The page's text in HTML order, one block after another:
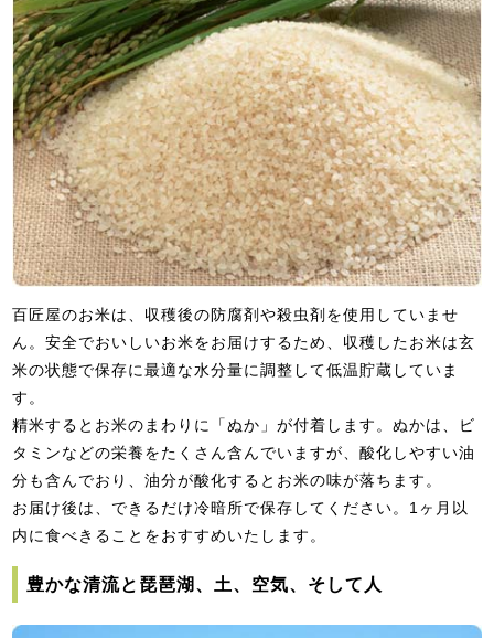
百匠屋のお米は、収穫後の防腐剤や殺虫剤を使用していませ
ん。安全でおいしいお米をお届けするため、収穫したお米は玄
米の状態で保存に最適な水分量に調整して低温貯蔵していま
す。
精米するとお米のまわりに「ぬか」が付着します。ぬかは、ビ
タミンなどの栄養をたくさん含んでいますが、酸化しやすい油
分も含んでおり、油分が酸化するとお米の味が落ちます。
お届け後は、できるだけ冷暗所で保存してください。1ヶ月以
内に食べきることをおすすめいたします。
豊かな清流と琵琶湖、土、空気、そして人